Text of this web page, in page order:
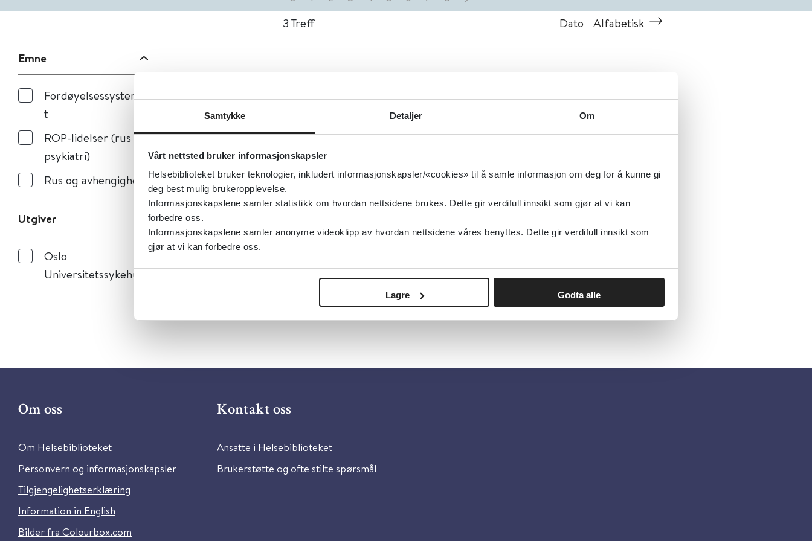
Samtykke Detaljer Om
Vårt nettsted bruker informasjonskapsler
Helsebiblioteket bruker teknologier, inkludert informasjonskapsler/«cookies» til å samle informasjon om deg for å kunne gi
deg best mulig brukeropplevelse.
Informasjonskapslene samler statistikk om hvordan nettsidene brukes. Dette gir verdifull innsikt som gjør at vi kan
forbedre oss.
Informasjonskapslene samler anonyme videoklipp av hvordan nettsidene våres benyttes. Dette gir verdifull innsikt som
gjør at vi kan forbedre oss.
Lagre Godta alle
Emne
Fordøyelsessysteme
t
ROP-lidelser (rus og
psykiatri)
Rus og avhengighet
Utgiver
Oslo
Universitetssykehus
3 Treff Dato Alfabetisk
Om oss
Om Helsebiblioteket
Personvern og informasjonskapsler
Tilgjengelighetserklæring
Information in English
Bilder fra Colourbox.com
Kontakt oss
Ansatte i Helsebiblioteket
Brukerstøtte og ofte stilte spørsmål